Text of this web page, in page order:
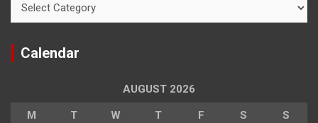
Calendar
AUGUST 2026
M T W T F S S